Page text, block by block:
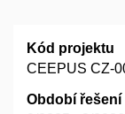
Kód projektu
CEEPUS CZ-
Období řešení